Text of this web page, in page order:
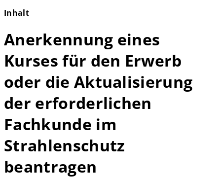
Inhalt
Anerkennung eines
Kurses für den Erwerb
oder die Aktualisierung
der erforderlichen
Fachkunde im
Strahlenschutz
beantragen